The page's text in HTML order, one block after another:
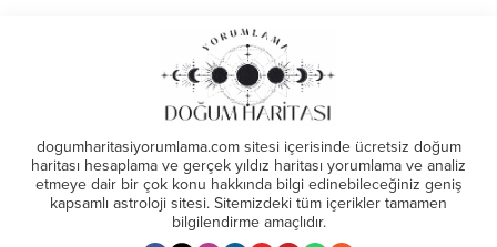
dogumharitasiyorumlama.com sitesi içerisinde ücretsiz doğum
haritası hesaplama ve gerçek yıldız haritası yorumlama ve analiz
etmeye dair bir çok konu hakkında bilgi edinebileceğiniz geniş
kapsamlı astroloji sitesi. Sitemizdeki tüm içerikler tamamen
bilgilendirme amaçlıdır.